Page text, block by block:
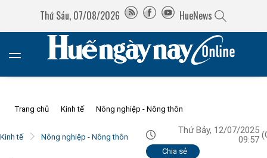
Thứ Sáu, 07/08/2026 HueNews
Trang chủ Kinh tế Nông nghiệp - Nông thôn
Kinh tế Nông nghiệp - Nông thôn
Thứ Bảy, 12/07/2025
09:57
Chia sẻ